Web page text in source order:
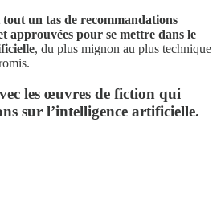
un tas de recommandations
approuvées pour se mettre dans le
, du plus mignon au plus technique
les œuvres de fiction qui
sur l’intelligence artificielle.